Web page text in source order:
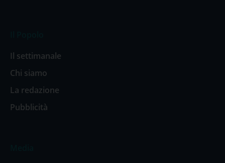
Il settimanale
Chi siamo
La redazione
Pubblicità